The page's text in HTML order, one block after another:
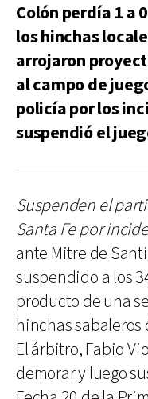
Colón perdía 1 a
los hinchas
arrojaron
al campo de
policía por los
suspendió el
Suspenden el
Santa Fe por
ante Mitre de
suspendido a los
producto de una
hinchas
El árbitro, Fabio
demorar y luego